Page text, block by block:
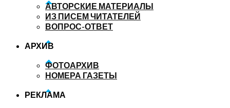
АВТОРСКИЕ МАТЕРИАЛЫ
ИЗ ПИСЕМ ЧИТАТЕЛЕЙ
ВОПРОС-ОТВЕТ
АРХИВ
ФОТОАРХИВ
НОМЕРА ГАЗЕТЫ
РЕКЛАМА